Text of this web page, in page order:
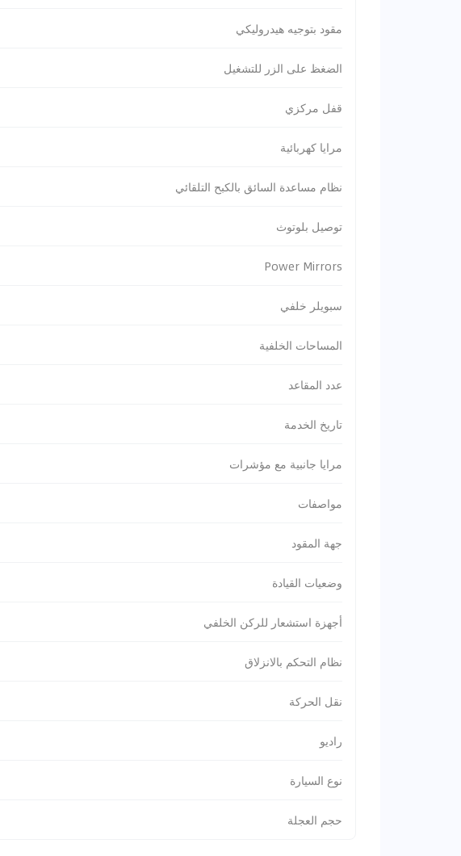
مقود بتوجيه هيدروليكي
الضغظ على الزر للتشغيل
قفل مركزي
مرايا كهربائية
نظام مساعدة السائق بالكبح التلقائي
توصيل بلوتوث
Power Mirrors
سبويلر خلفي
المساحات الخلفية
عدد المقاعد
تاريخ الخدمة
مرايا جانبية مع مؤشرات
مواصفات
جهة المقود
وضعيات القيادة
أجهزة استشعار للركن الخلفي
نظام التحكم بالانزلاق
نقل الحركة
راديو
نوع السيارة
حجم العجلة